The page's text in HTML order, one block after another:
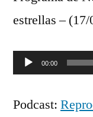
estrellas –
Reproductor
audio
00:00
Podcast: